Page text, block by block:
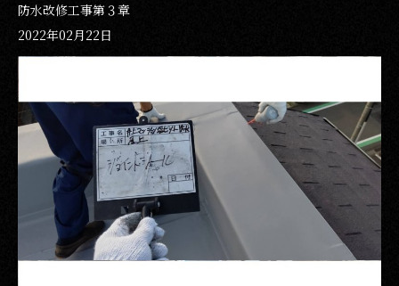
防水改修工事第３章
2022年02月22日